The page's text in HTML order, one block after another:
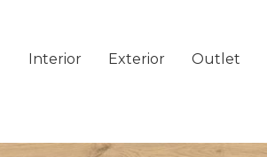
Interior Exterior Outlet